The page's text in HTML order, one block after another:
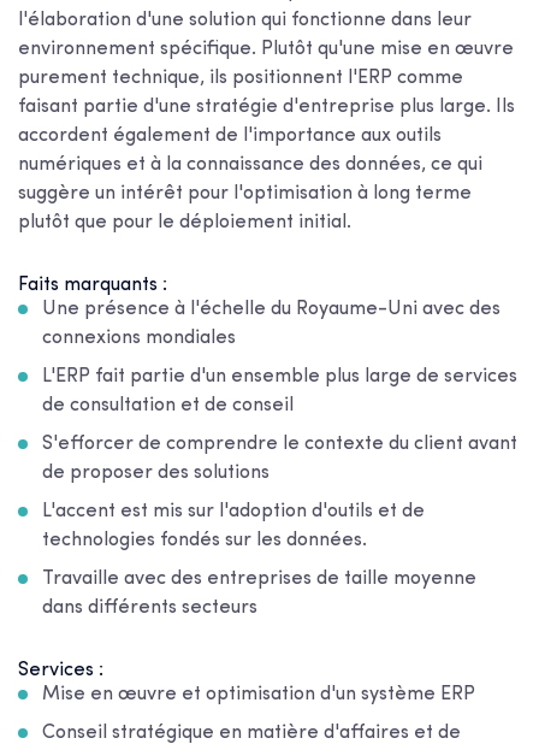
l'élaboration d'une solution qui fonctionne dans leur
environnement spécifique. Plutôt qu'une mise en œuvre
purement technique, ils positionnent l'ERP comme
faisant partie d'une stratégie d'entreprise plus large. Ils
accordent également de l'importance aux outils
numériques et à la connaissance des données, ce qui
suggère un intérêt pour l'optimisation à long terme
plutôt que pour le déploiement initial.
Faits marquants :
Une présence à l'échelle du Royaume-Uni avec des
connexions mondiales
L'ERP fait partie d'un ensemble plus large de services
de consultation et de conseil
S'efforcer de comprendre le contexte du client avant
de proposer des solutions
L'accent est mis sur l'adoption d'outils et de
technologies fondés sur les données.
Travaille avec des entreprises de taille moyenne
dans différents secteurs
Services :
Mise en œuvre et optimisation d'un système ERP
Conseil stratégique en matière d'affaires et de